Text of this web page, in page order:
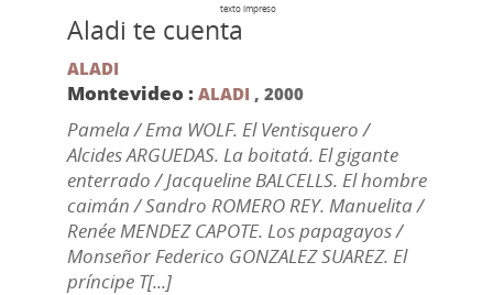
texto impreso
Aladi te cuenta
ALADI
Montevideo : ALADI , 2000
Pamela / Ema WOLF. El Ventisquero /
Alcides ARGUEDAS. La boitatá. El gigante
enterrado / Jacqueline BALCELLS. El hombre
caimán / Sandro ROMERO REY. Manuelita /
Renée MENDEZ CAPOTE. Los papagayos /
Monseñor Federico GONZALEZ SUAREZ. El
príncipe T[...]